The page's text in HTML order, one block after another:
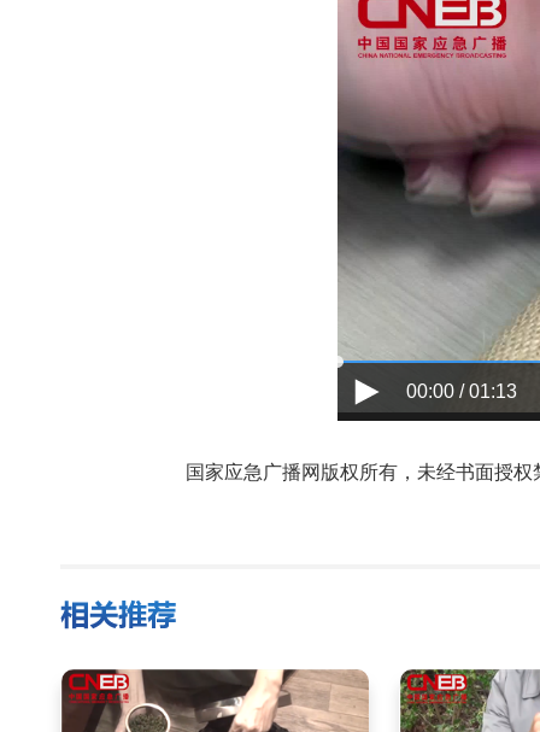
00:00 / 01:13
国家应急广播网版权所有，未经书面授权